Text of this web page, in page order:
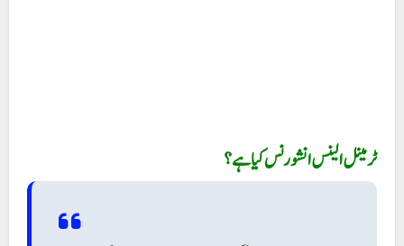
ٹرمینل الینس انشورنس کیا ہے؟